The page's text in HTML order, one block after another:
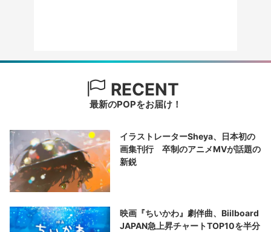
RECENT
最新のPOPをお届け！
イラストレーターSheya、日本初の
画集刊行 卒制のアニメMVが話題の
新鋭
映画『ちいかわ』劇伴曲、Biilboard
JAPAN急上昇チャートTOP10を半分